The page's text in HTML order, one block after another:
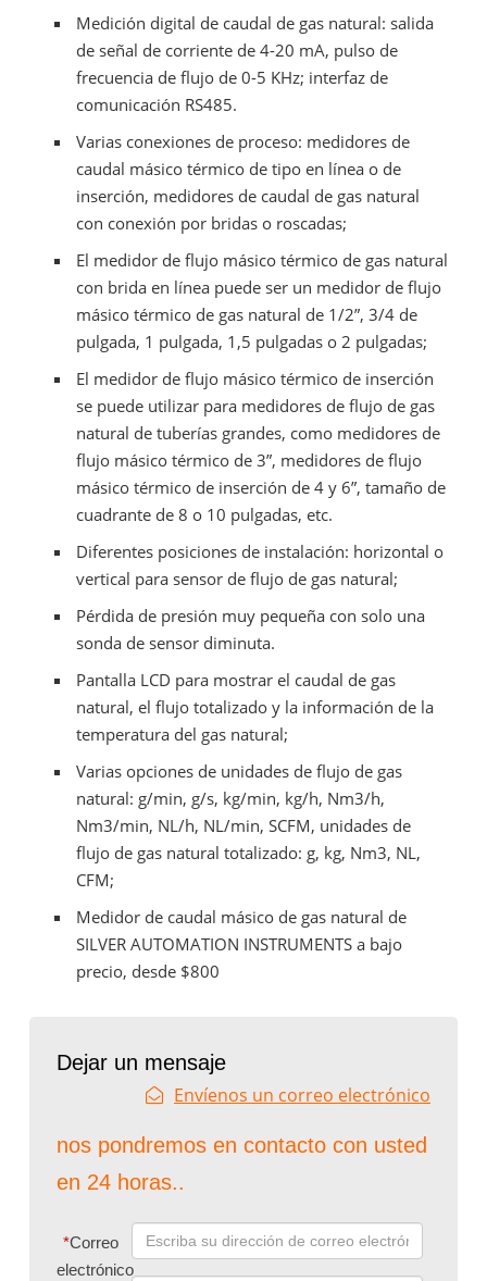
Medición digital de caudal de gas natural: salida
de señal de corriente de 4-20 mA, pulso de
frecuencia de flujo de 0-5 KHz; interfaz de
comunicación RS485.
Varias conexiones de proceso: medidores de
caudal másico térmico de tipo en línea o de
inserción, medidores de caudal de gas natural
con conexión por bridas o roscadas;
El medidor de flujo másico térmico de gas natural
con brida en línea puede ser un medidor de flujo
másico térmico de gas natural de 1/2”, 3/4 de
pulgada, 1 pulgada, 1,5 pulgadas o 2 pulgadas;
El medidor de flujo másico térmico de inserción
se puede utilizar para medidores de flujo de gas
natural de tuberías grandes, como medidores de
flujo másico térmico de 3”, medidores de flujo
másico térmico de inserción de 4 y 6”, tamaño de
cuadrante de 8 o 10 pulgadas, etc.
Diferentes posiciones de instalación: horizontal o
vertical para sensor de flujo de gas natural;
Pérdida de presión muy pequeña con solo una
sonda de sensor diminuta.
Pantalla LCD para mostrar el caudal de gas
natural, el flujo totalizado y la información de la
temperatura del gas natural;
Varias opciones de unidades de flujo de gas
natural: g/min, g/s, kg/min, kg/h, Nm3/h,
Nm3/min, NL/h, NL/min, SCFM, unidades de
flujo de gas natural totalizado: g, kg, Nm3, NL,
CFM;
Medidor de caudal másico de gas natural de
SILVER AUTOMATION INSTRUMENTS a bajo
precio, desde $800
Dejar un mensaje
Envíenos un correo electrónico
nos pondremos en contacto con usted
en 24 horas..
*Correo
electrónico